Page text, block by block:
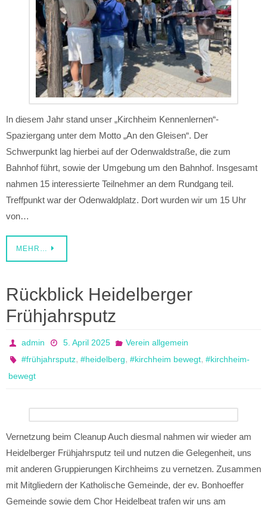
In diesem Jahr stand unser „Kirchheim Kennenlernen“-
Spaziergang unter dem Motto „An den Gleisen“. Der
Schwerpunkt lag hierbei auf der Odenwaldstraße, die zum
Bahnhof führt, sowie der Umgebung um den Bahnhof. Insgesamt
nahmen 15 interessierte Teilnehmer an dem Rundgang teil.
Treffpunkt war der Odenwaldplatz. Dort wurden wir um 15 Uhr
von…
MEHR…
Rückblick Heidelberger
Frühjahrsputz
admin 5. April 2025
Verein allgemein
#frühjahrsputz,#heidelberg,#kirchheim bewegt,#kirchheim-
bewegt
Vernetzung beim Cleanup Auch diesmal nahmen wir wieder am
Heidelberger Frühjahrsputz teil und nutzen die Gelegenheit, uns
mit anderen Gruppierungen Kirchheims zu vernetzen. Zusammen
mit Mitgliedern der Katholische Gemeinde, der ev. Bonhoeffer
Gemeinde sowie dem Chor Heidelbeat trafen wir uns am